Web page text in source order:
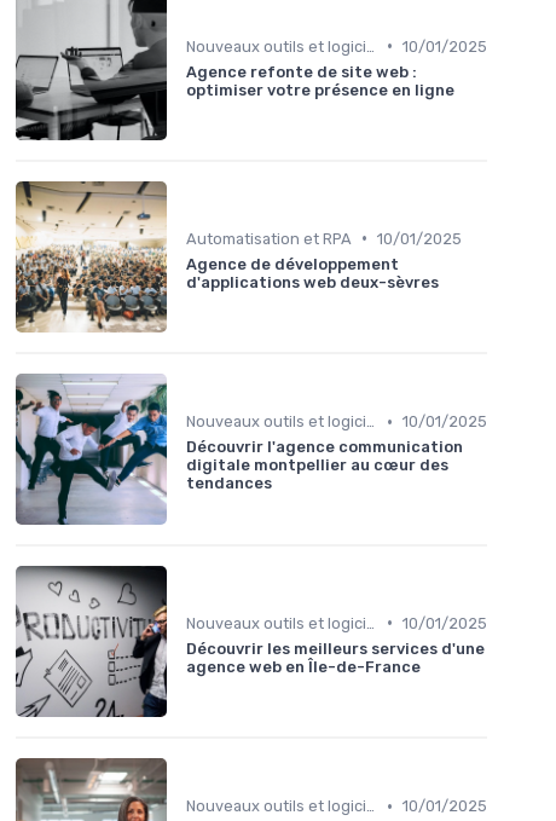
• 10/01/2025
Agence refonte de site web :
optimiser votre présence en ligne
Automatisation et RPA • 10/01/2025
Agence de développement
d'applications web deux-sèvres
Nouveaux outils et logiciels • 10/01/2025
Découvrir l'agence communication
digitale montpellier au cœur des
tendances
• 10/01/2025
Découvrir les meilleurs services d'une
agence web en Île-de-France
Nouveaux outils et logiciels • 10/01/2025